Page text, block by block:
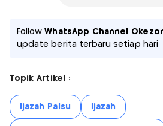
FollowWhatsApp Channel
update berita terbaru setiap hari
Topik Artikel :
Ijazah Palsu Ijazah